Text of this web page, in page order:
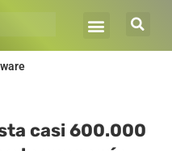
casi 600.000